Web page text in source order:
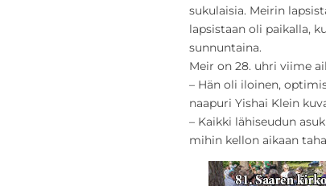
sukulaisia. Meirin
lapsistaan oli paikalla,
sunnuntaina.
Meir on 28. uhri viime
– Hän oli iloinen,
naapuri Yishai Klein
– Kaikki lähiseudun
mihin kellon aikaan